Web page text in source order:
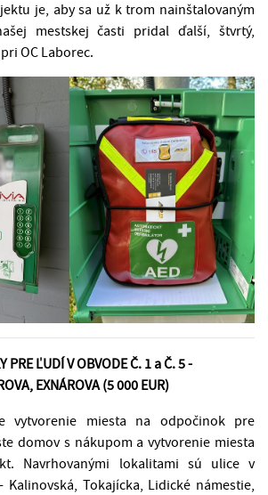
je, aby sa už k trom nainštalovaným
mestskej časti pridal ďalší, štvrtý,
OC Laborec.
ĽUDÍ V OBVODE Č. 1 a Č. 5 -
EXNÁROVA (5 000 EUR)
vytvorenie miesta na odpočinok pre
domov s nákupom a vytvorenie miesta
Navrhovanými lokalitami sú ulice v
Tokajícka, Lidické námestie,